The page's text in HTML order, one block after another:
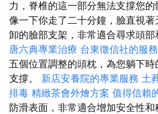
力，脊椎的這一部分無法支撐您的
像一下你走了二十分鐘，臉直視
卸的臉部支架，非常適合尋求頭部
唐六典專業治療 台東徵信社的服
五個位置調整的頭枕，為您躺下
支撐。 新店安養院的專業服務 土
排毒 精緻茶會外燴方案 值得信賴
防滑表面，非常適合增加安全性